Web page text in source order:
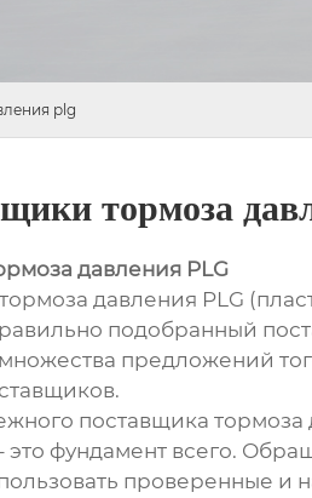
plg
тормоза
давления PLG
давления PLG
подобранный
предложений
поставщика тормоза
это фундамент всего.
проверенные и